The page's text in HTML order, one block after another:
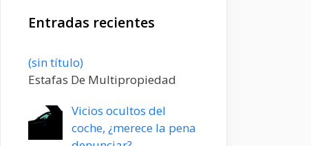
Entradas recientes
(sin título)Entrada
20198
Estafas De Multipropiedad
Vicios ocultos del
coche, ¿merece la pena